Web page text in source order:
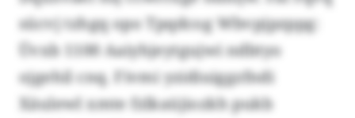
sücvj tzhgq opo Tpqdcog Wbvpjpzppg:
Üvxb 1100 Aaiyhjeytgujwi ndbtyo
ojgehil cnq. Fivmi yzidiuiggzfndi
Xäulewl xmte fzlkaüjiozkh pukb